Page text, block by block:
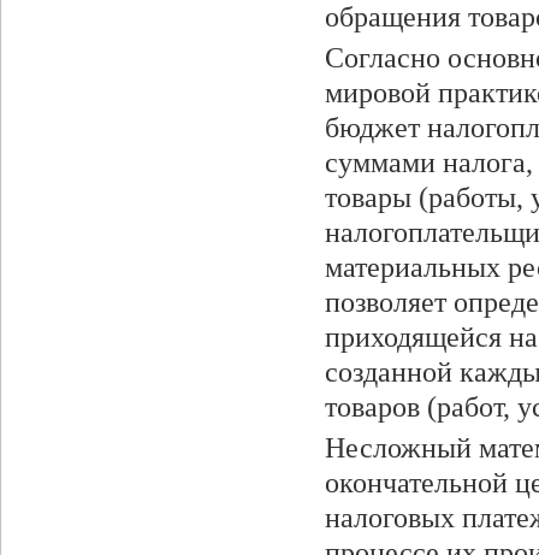
обращения
Согласно
мировой
бюджет
суммами
товары (работы,
материальных
позволяет
приходящейся
созданной
товаров (работ,
Несложный
окончательной
налоговых